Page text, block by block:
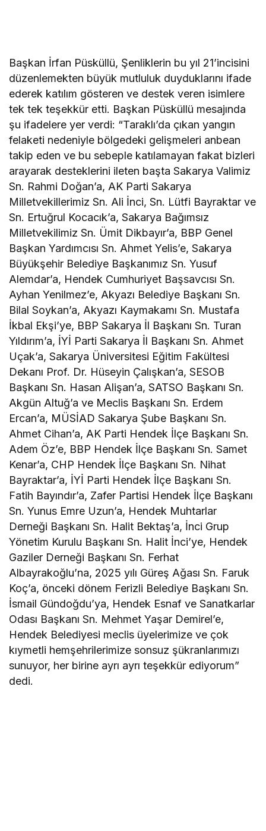
Başkan İrfan Püsküllü, Şenliklerin bu yıl 21’incisini
düzenlemekten büyük mutluluk duyduklarını ifade
ederek katılım gösteren ve destek veren isimlere
tek tek teşekkür etti. Başkan Püsküllü mesajında
şu ifadelere yer verdi: “Taraklı’da çıkan yangın
felaketi nedeniyle bölgedeki gelişmeleri anbean
takip eden ve bu sebeple katılamayan fakat bizleri
arayarak desteklerini ileten başta Sakarya Valimiz
Sn. Rahmi Doğan’a, AK Parti Sakarya
Milletvekillerimiz Sn. Ali İnci, Sn. Lütfi Bayraktar ve
Sn. Ertuğrul Kocacık’a, Sakarya Bağımsız
Milletvekilimiz Sn. Ümit Dikbayır’a, BBP Genel
Başkan Yardımcısı Sn. Ahmet Yelis’e, Sakarya
Büyükşehir Belediye Başkanımız Sn. Yusuf
Alemdar’a, Hendek Cumhuriyet Başsavcısı Sn.
Ayhan Yenilmez’e, Akyazı Belediye Başkanı Sn.
Bilal Soykan’a, Akyazı Kaymakamı Sn. Mustafa
İkbal Ekşi’ye, BBP Sakarya İl Başkanı Sn. Turan
Yıldırım’a, İYİ Parti Sakarya İl Başkanı Sn. Ahmet
Uçak’a, Sakarya Üniversitesi Eğitim Fakültesi
Dekanı Prof. Dr. Hüseyin Çalışkan’a, SESOB
Başkanı Sn. Hasan Alişan’a, SATSO Başkanı Sn.
Akgün Altuğ’a ve Meclis Başkanı Sn. Erdem
Ercan’a, MÜSİAD Sakarya Şube Başkanı Sn.
Ahmet Cihan’a, AK Parti Hendek İlçe Başkanı Sn.
Adem Öz’e, BBP Hendek İlçe Başkanı Sn. Samet
Kenar’a, CHP Hendek İlçe Başkanı Sn. Nihat
Bayraktar’a, İYİ Parti Hendek İlçe Başkanı Sn.
Fatih Bayındır’a, Zafer Partisi Hendek İlçe Başkanı
Sn. Yunus Emre Uzun’a, Hendek Muhtarlar
Derneği Başkanı Sn. Halit Bektaş’a, İnci Grup
Yönetim Kurulu Başkanı Sn. Halit İnci’ye, Hendek
Gaziler Derneği Başkanı Sn. Ferhat
Albayrakoğlu’na, 2025 yılı Güreş Ağası Sn. Faruk
Koç’a, önceki dönem Ferizli Belediye Başkanı Sn.
İsmail Gündoğdu’ya, Hendek Esnaf ve Sanatkarlar
Odası Başkanı Sn. Mehmet Yaşar Demirel’e,
Hendek Belediyesi meclis üyelerimize ve çok
kıymetli hemşehrilerimize sonsuz şükranlarımızı
sunuyor, her birine ayrı ayrı teşekkür ediyorum”
dedi.